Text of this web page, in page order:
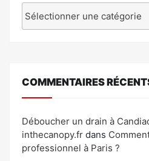
COMMENTAIRES
Déboucher un drain à
inthecanopy.fr dans
professionnel à Paris ?